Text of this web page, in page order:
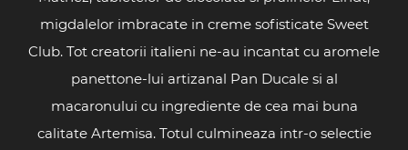
migdalelor imbracate in creme sofisticate Sweet
Club. Tot creatorii italieni ne-au incantat cu aromele
panettone-lui artizanal Pan Ducale si al
macaronului cu ingrediente de cea mai buna
calitate Artemisa. Totul culmineaza intr-o selectie